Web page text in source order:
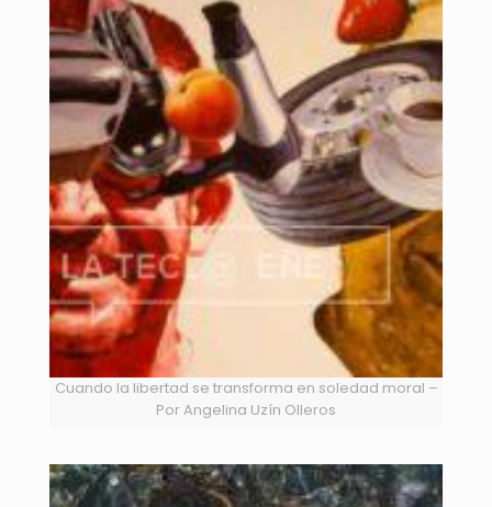
Cuando la libertad se transforma en soledad moral –
Por Angelina Uzín Olleros